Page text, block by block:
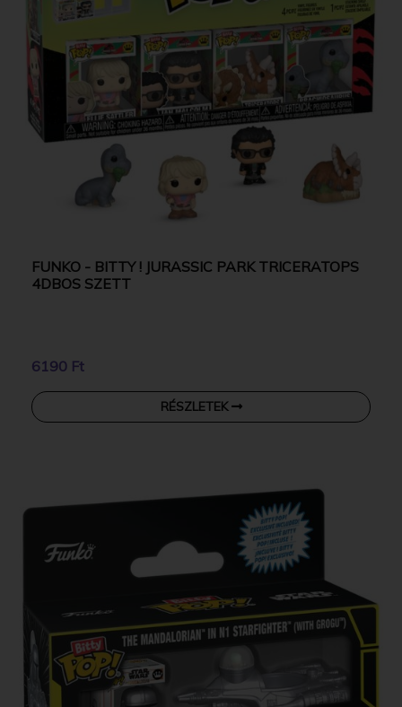
FUNKO - BITTY ! JURASSIC PARK TRICERATOPS
4DBOS SZETT
6190 Ft
RÉSZLETEK